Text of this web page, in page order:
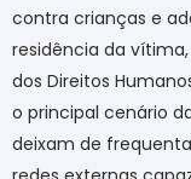
contra crianças e
residência da
dos Direitos
o principal cenário
deixam de